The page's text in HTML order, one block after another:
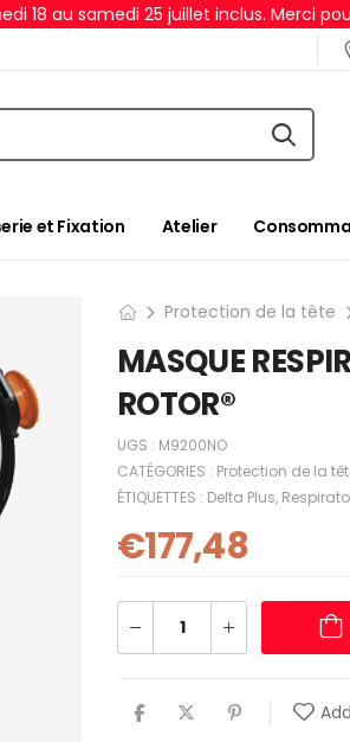
18 au samedi 25 juillet inclus. Merci
et Fixation Atelier
Protection de la tête
MASQUE
ROTOR®
UGS : M9200NO
CATÉGORIES : Protection de la
ÉTIQUETTES : Delta Plus,
€177,48